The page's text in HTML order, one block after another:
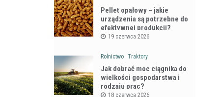
Pellet opałowy – jakie
urządzenia są potrzebne do
efektywnej produkcji?
19 czerwca 2026
Rolnictwo Traktory
Jak dobrać moc ciągnika do
wielkości gospodarstwa i
rodzaju prac?
18 czerwca 2026